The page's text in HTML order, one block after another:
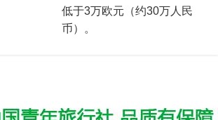
低于3万欧元（约30万人民
币）。